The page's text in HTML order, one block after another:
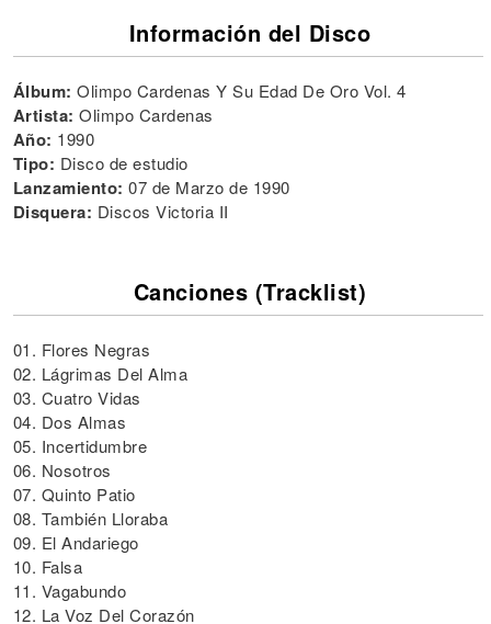
Información del Disco
Álbum: Olimpo Cardenas Y Su Edad De Oro Vol. 4
Artista: Olimpo Cardenas
Año: 1990
Tipo: Disco de estudio
Lanzamiento: 07 de Marzo de 1990
Disquera: Discos Victoria II
Canciones (Tracklist)
01. Flores Negras
02. Lágrimas Del Alma
03. Cuatro Vidas
04. Dos Almas
05. Incertidumbre
06. Nosotros
07. Quinto Patio
08. También Lloraba
09. El Andariego
10. Falsa
11. Vagabundo
12. La Voz Del Corazón